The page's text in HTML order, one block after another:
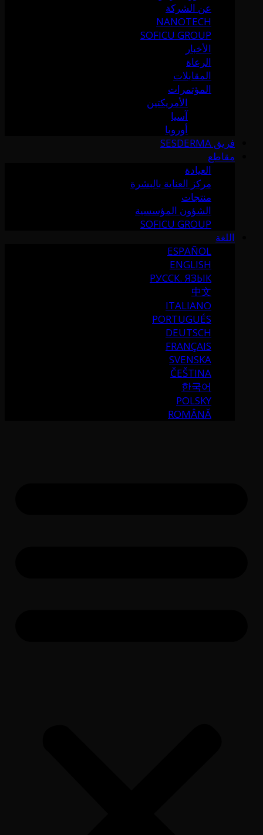
عن الشركة
NANOTECH
SOFICU GROUP
الأخبار
الرعاة
المقابلات
المؤتمرات
الأمريكتين
آسيا
أوروبا
فريق SESDERMA
مقاطع
العيادة
مركز العناية بالبشرة
منتجات
الشؤون المؤسسية
SOFICU GROUP
اللغة
ESPAÑOL
ENGLISH
РУССК. ЯЗЫК
中文
ITALIANO
PORTUGUÉS
DEUTSCH
FRANÇAIS
SVENSKA
ČEŠTINA
한국어
POLSKY
ROMÂNĂ